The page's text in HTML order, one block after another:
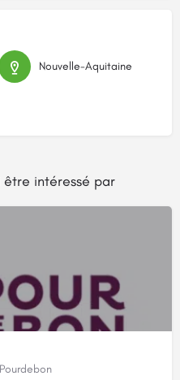
Nouvelle-Aquitaine
être intéressé par